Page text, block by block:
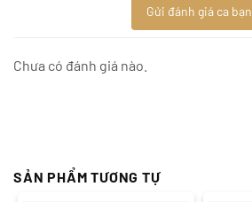
Gửi đánh giá ca bạn
Chưa có đánh giá nào.
SẢN PHẨM TƯƠNG TỰ